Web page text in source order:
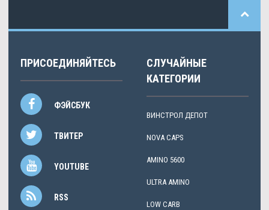
ПРИСОЕДИНЯЙТЕСЬ
ФЭЙСБУК
ТВИТЕР
YOUTUBE
RSS
СЛУЧАЙНЫЕ
КАТЕГОРИИ
ВИНСТРОЛ ДЕПОТ
NOVA CAPS
AMINO 5600
ULTRA AMINO
LOW CARB